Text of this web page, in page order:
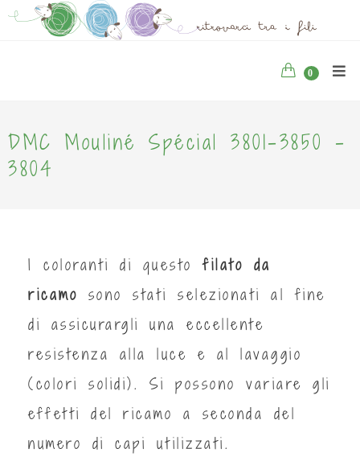
0
DMC Mouliné Spécial 3801-3850 -
3804
I coloranti di questo filato da
ricamo sono stati selezionati al fine
di assicurargli una eccellente
resistenza alla luce e al lavaggio
(colori solidi). Si possono variare gli
effetti del ricamo a seconda del
numero di capi utilizzati.